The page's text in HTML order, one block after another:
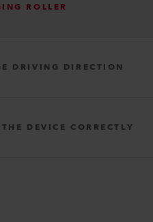
ROLLER
DRIVING DIRECTION
DEVICE CORRECTLY